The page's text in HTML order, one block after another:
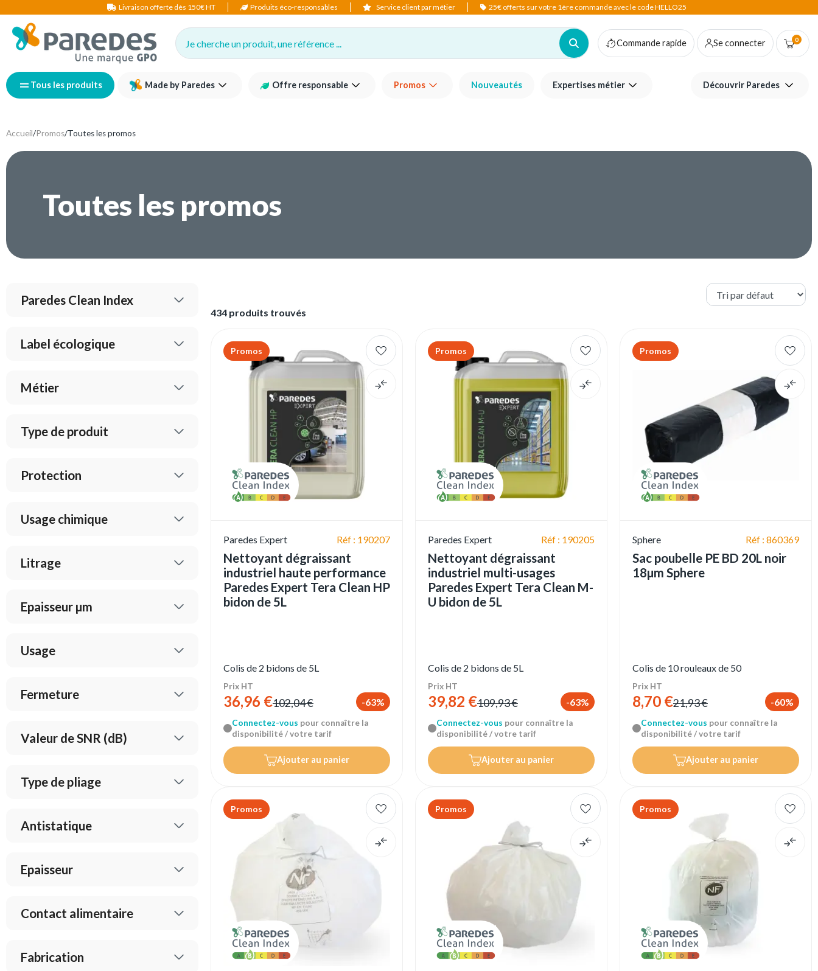
Livraison offerte dès 150€ HT Produits éco-responsables Service client par métier 25€ offerts sur votre 1ère commande avec le code HELLO25
Je cherche un produit, une référence ... Commande rapide Se connecter 0
Tous les produits Made by Paredes Offre responsable Promos Nouveautés Expertises métier Découvrir Paredes
Accueil/Promos/Toutes les promos
Toutes les promos
Paredes Clean Index
Label écologique
Métier
Type de produit
Protection
Usage chimique
Litrage
Epaisseur µm
Usage
Fermeture
Valeur de SNR (dB)
Type de pliage
Antistatique
Epaisseur
Contact alimentaire
Fabrication
434 produits trouvés
Promos
Paredes Expert Réf : 190207
Nettoyant dégraissant
industriel haute performance
Paredes Expert Tera Clean HP
bidon de 5L
Colis de 2 bidons de 5L
Prix HT
36,96 €102,04 € -63%
Connectez-vous pour connaître la
disponibilité / votre tarif
Ajouter au panier
Promos
Paredes Expert Réf : 190205
Nettoyant dégraissant
industriel multi-usages
Paredes Expert Tera Clean M-
U bidon de 5L
Colis de 2 bidons de 5L
Prix HT
39,82 €109,93 € -63%
Connectez-vous pour connaître la
disponibilité / votre tarif
Ajouter au panier
Promos
Sphere Réf : 860369
Sac poubelle PE BD 20L noir
18µm Sphere
Colis de 10 rouleaux de 50
Prix HT
8,70 €21,93 € -60%
Connectez-vous pour connaître la
disponibilité / votre tarif
Ajouter au panier
Promos Promos Promos